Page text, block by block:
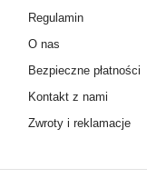
Regulamin
O nas
Bezpieczne płatności
Kontakt z nami
Zwroty i reklamacje